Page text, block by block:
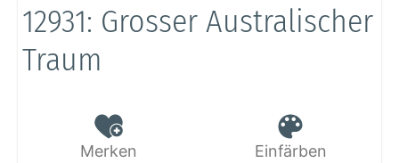
12931: Grosser Australischer
Traum
Merken Einfärben